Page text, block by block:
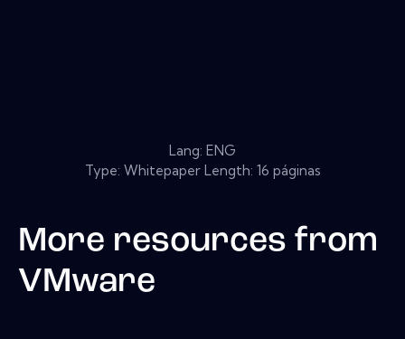
Lang: ENG
Type: Whitepaper Length: 16 páginas
More resources from
VMware